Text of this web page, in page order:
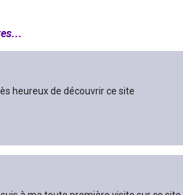
heureux de découvrir ce site